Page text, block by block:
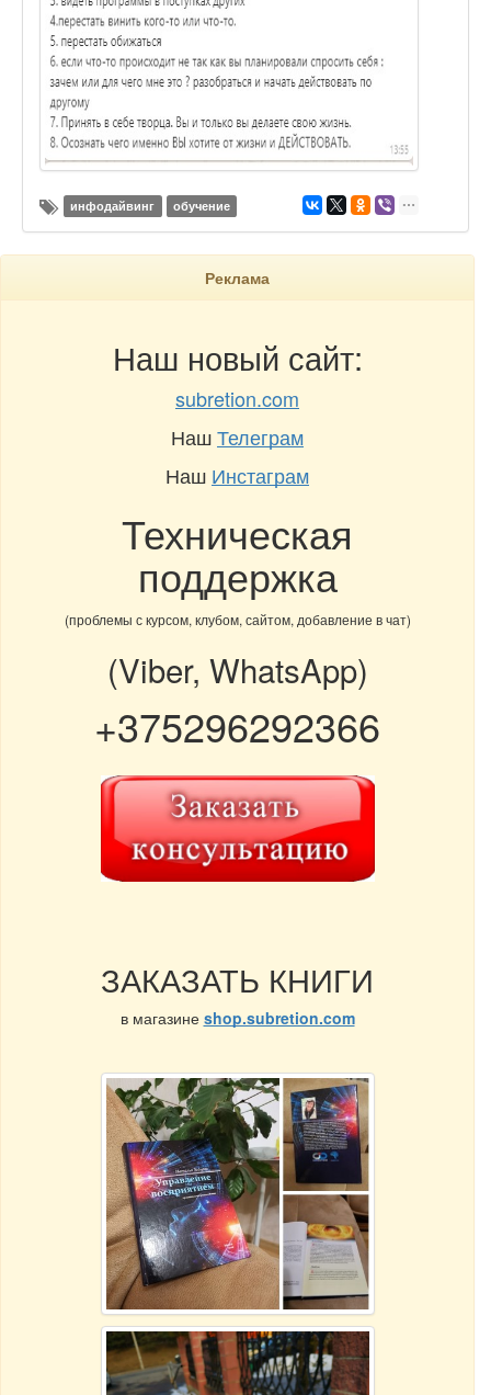
инфодайвинг обучение
Реклама
Наш новый сайт:
subretion.com
НашТелеграм
Наш Инстаграм
Техническая
поддержка
(проблемы с курсом, клубом, сайтом, добавление в чат)
(Viber, WhatsApp)
+375296292366
ЗАКАЗАТЬ КНИГИ
в магазине shop.subretion.com